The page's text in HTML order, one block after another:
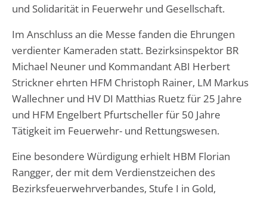
und Solidarität in Feuerwehr und Gesellschaft.
Im Anschluss an die Messe fanden die Ehrungen
verdienter Kameraden statt. Bezirksinspektor BR
Michael Neuner und Kommandant ABI Herbert
Strickner ehrten HFM Christoph Rainer, LM Markus
Wallechner und HV DI Matthias Ruetz für 25 Jahre
und HFM Engelbert Pfurtscheller für 50 Jahre
Tätigkeit im Feuerwehr- und Rettungswesen.
Eine besondere Würdigung erhielt HBM Florian
Rangger, der mit dem Verdienstzeichen des
Bezirksfeuerwehrverbandes, Stufe I in Gold,